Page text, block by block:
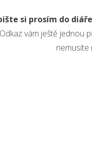
si prosím do
Odkaz vám ještě jednou
nemusíte